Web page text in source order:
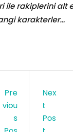
ile rakiplerini alt
karakterler…
Pre
Viou
S
Nex
T
Pos